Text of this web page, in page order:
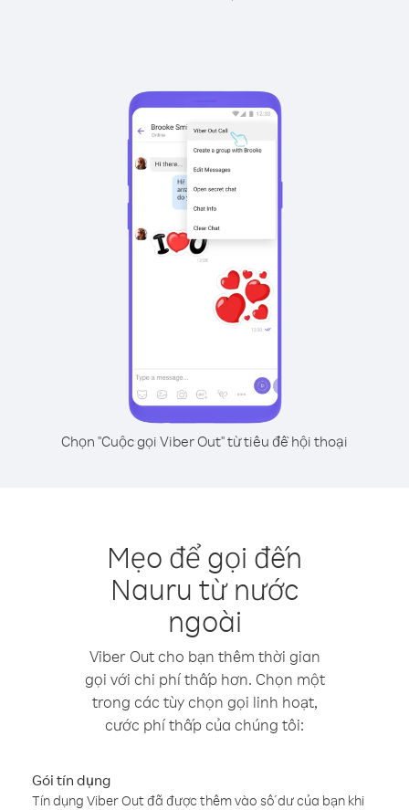
Chọn "Cuộc gọi Viber Out" từ tiêu đề hội thoại
Mẹo để gọi đến
Nauru từ nước
ngoài
Viber Out cho bạn thêm thời gian
gọi với chi phí thấp hơn. Chọn một
trong các tùy chọn gọi linh hoạt,
cước phí thấp của chúng tôi:
Gói tín dụng
Tín dụng Viber Out đã được thêm vào số dư của bạn khi